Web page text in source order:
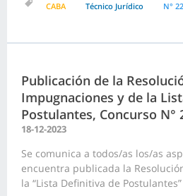
CABA Técnico Jurídico N°
Publicación de la
Impugnaciones y de la
Postulantes, Concurso N°
18-12-2023
Se comunica a todos/as los/as
encuentra publicada la
la “Lista Definitiva de